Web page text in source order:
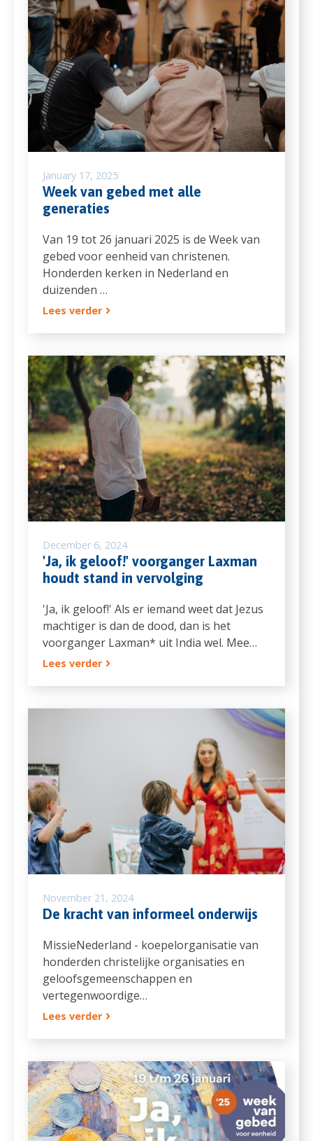
January 17, 2025
Week van gebed met alle
generaties
Van 19 tot 26 januari 2025 is de Week van
gebed voor eenheid van christenen.
Honderden kerken in Nederland en
duizenden …
Lees verder
December 6, 2024
'Ja, ik geloof!' voorganger Laxman
houdt stand in vervolging
'Ja, ik geloof!' Als er iemand weet dat Jezus
machtiger is dan de dood, dan is het
voorganger Laxman* uit India wel. Mee…
Lees verder
November 21, 2024
De kracht van informeel onderwijs
MissieNederland - koepelorganisatie van
honderden christelijke organisaties en
geloofsgemeenschappen en
vertegenwoordige…
Lees verder